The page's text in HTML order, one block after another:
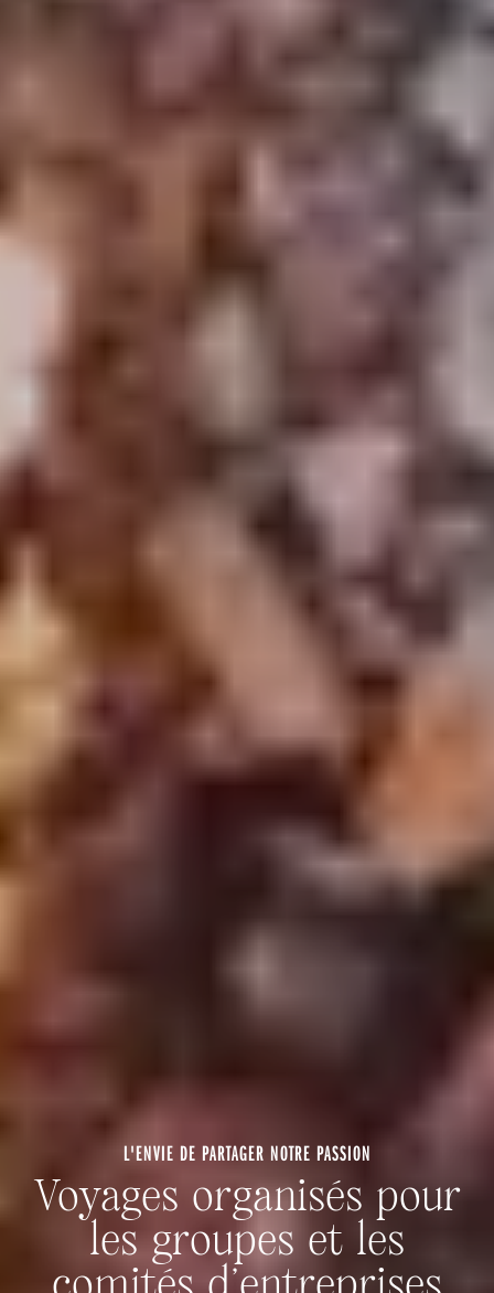
L'ENVIE DE PARTAGER NOTRE PASSION
Voyages organisés pour
les groupes et les